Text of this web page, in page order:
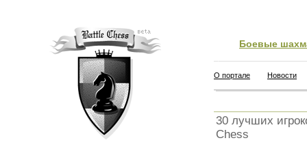
Боевые
О портале Новости
30 лучших
Chess